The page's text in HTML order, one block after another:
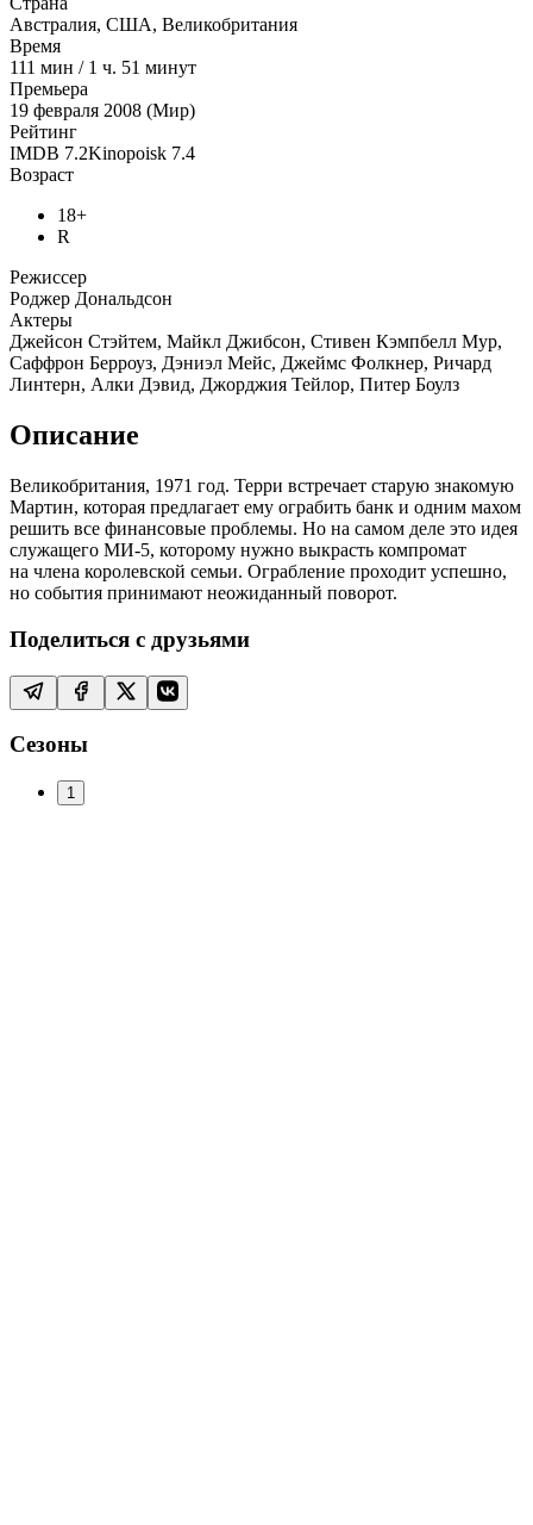
Австралия, США, Великобритания
Время
111 мин / 1 ч. 51 минут
Премьера
19 февраля 2008 (Мир)
Рейтинг
IMDB 7.2Kinopoisk 7.4
Возраст
18+
R
Режиссер
Роджер Дональдсон
Актеры
Джейсон Стэйтем, Майкл Джибсон, Стивен Кэмпбелл Мур,
Саффрон Берроуз, Дэниэл Мейс, Джеймс Фолкнер, Ричард
Линтерн, Алки Дэвид, Джорджия Тейлор, Питер Боулз
Описание
Великобритания, 1971 год. Терри встречает старую знакомую
Мартин, которая предлагает ему ограбить банк и одним махом
решить все финансовые проблемы. Но на самом деле это идея
служащего МИ-5, которому нужно выкрасть компромат
на члена королевской семьи. Ограбление проходит успешно,
но события принимают неожиданный поворот.
Поделиться с друзьями
Сезоны
1